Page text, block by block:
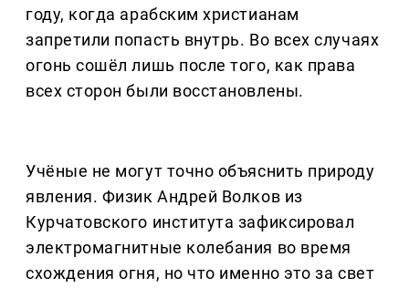
году, когда арабским христианам
запретили попасть внутрь. Во всех случаях
огонь сошёл лишь после того, как права
всех сторон были восстановлены.
Учёные не могут точно объяснить природу
явления. Физик Андрей Волков из
Курчатовского института зафиксировал
электромагнитные колебания во время
схождения огня, но что именно это за свет